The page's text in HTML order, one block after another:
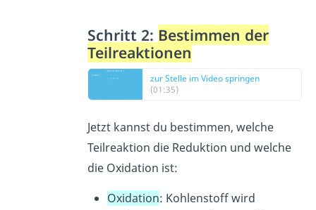
Schritt 2: Bestimmen der
Teilreaktionen
zur Stelle im Video springen
(01:35)
Jetzt kannst du bestimmen, welche
Teilreaktion die Reduktion und welche
die Oxidation ist:
Oxidation: Kohlenstoff wird